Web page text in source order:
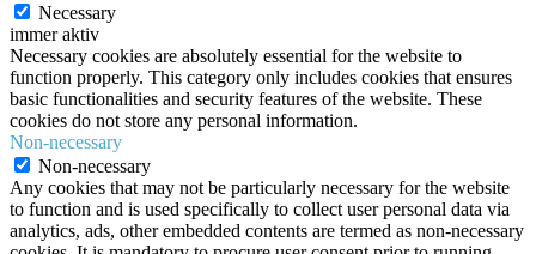
Necessary
immer aktiv
Necessary cookies are absolutely essential for the website to
function properly. This category only includes cookies that ensures
basic functionalities and security features of the website. These
cookies do not store any personal information.
Non-necessary
Non-necessary
Any cookies that may not be particularly necessary for the website
to function and is used specifically to collect user personal data via
analytics, ads, other embedded contents are termed as non-necessary